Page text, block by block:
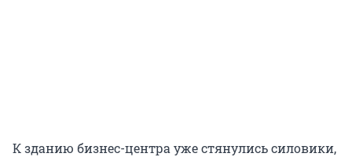
К зданию бизнес-центра уже стянулись силовики,